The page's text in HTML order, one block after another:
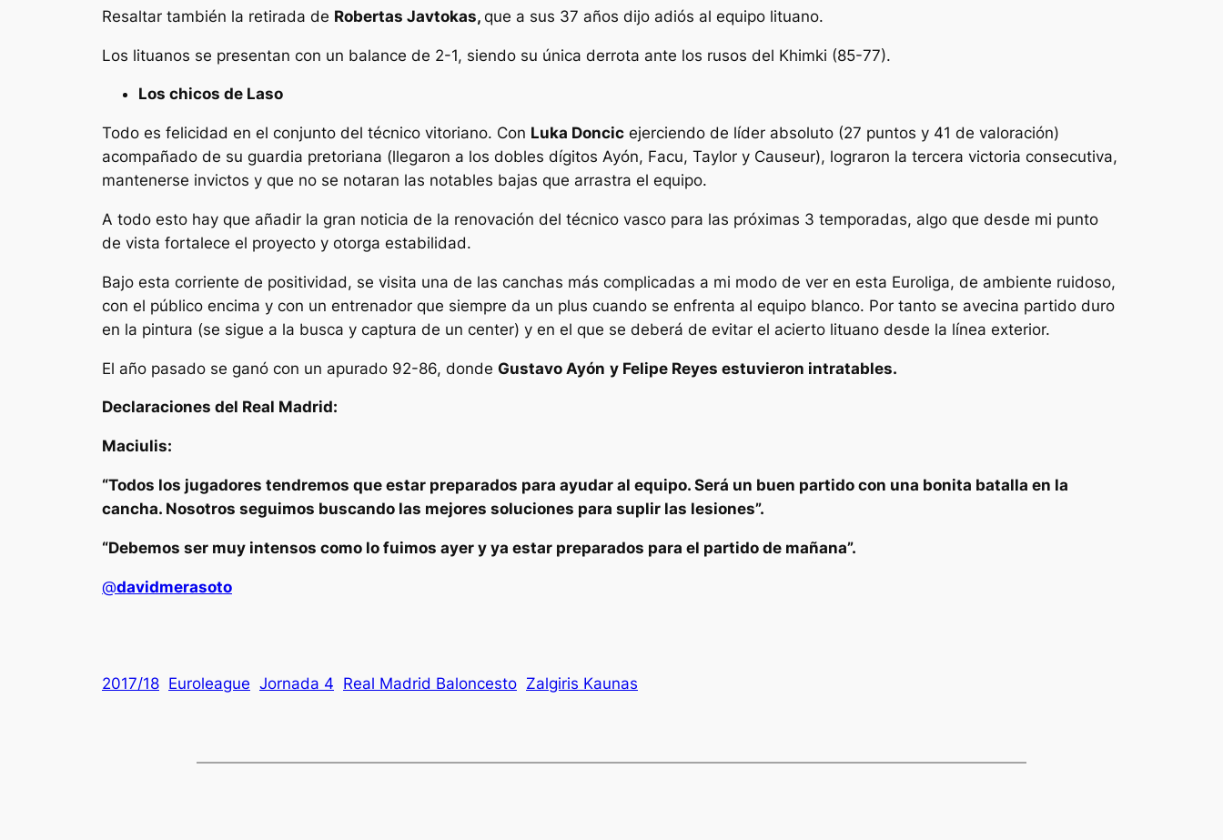
Resaltar también la retirada de Robertas Javtokas, que a sus 37 años dijo adiós al equipo lituano.
Los lituanos se presentan con un balance de 2-1, siendo su única derrota ante los rusos del Khimki (85-77).
Los chicos de Laso
Todo es felicidad en el conjunto del técnico vitoriano. Con Luka Doncic ejerciendo de líder absoluto (27 puntos y 41 de valoración)
acompañado de su guardia pretoriana (llegaron a los dobles dígitos Ayón, Facu, Taylor y Causeur), lograron la tercera victoria consecutiva,
mantenerse invictos y que no se notaran las notables bajas que arrastra el equipo.
A todo esto hay que añadir la gran noticia de la renovación del técnico vasco para las próximas 3 temporadas, algo que desde mi punto
de vista fortalece el proyecto y otorga estabilidad.
Bajo esta corriente de positividad, se visita una de las canchas más complicadas a mi modo de ver en esta Euroliga, de ambiente ruidoso,
con el público encima y con un entrenador que siempre da un plus cuando se enfrenta al equipo blanco. Por tanto se avecina partido duro
en la pintura (se sigue a la busca y captura de un center) y en el que se deberá de evitar el acierto lituano desde la línea exterior.
El año pasado se ganó con un apurado 92-86, donde Gustavo Ayón y Felipe Reyes estuvieron intratables.
Declaraciones del Real Madrid:
Maciulis:
“Todos los jugadores tendremos que estar preparados para ayudar al equipo. Será un buen partido con una bonita batalla en la
cancha. Nosotros seguimos buscando las mejores soluciones para suplir las lesiones”.
“Debemos ser muy intensos como lo fuimos ayer y ya estar preparados para el partido de mañana”.
@davidmerasoto
2017/18 Euroleague Jornada 4 Real Madrid Baloncesto Zalgiris Kaunas